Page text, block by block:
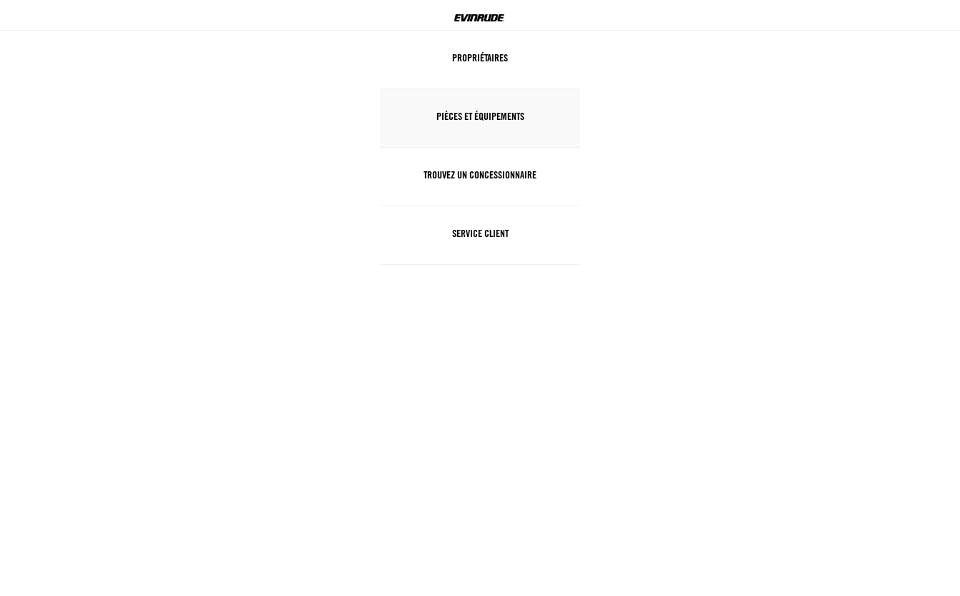
PROPRIÉTAIRES
PIÈCES ET ÉQUIPEMENTS
TROUVEZ UN CONCESSIONNAIRE
SERVICE CLIENT